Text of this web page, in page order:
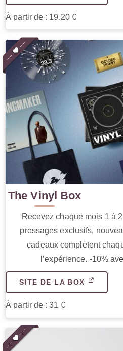
À partir de : 19.20 €
The Vinyl Box
Recevez chaque mois 1 à
pressages exclusifs,
cadeaux complètent
l’expérience. -10%
SITE DE LA BOX
À partir de : 31 €